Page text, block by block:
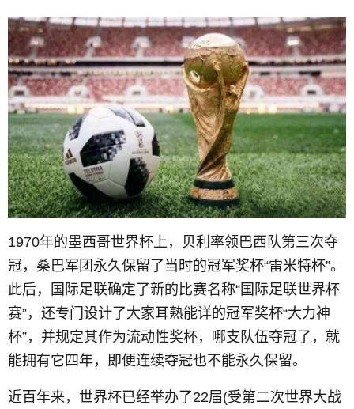
1970年的墨西哥世界杯上，贝利率领巴西队第三次夺
冠，桑巴军团永久保留了当时的冠军奖杯“雷米特杯”。
此后，国际足联确定了新的比赛名称“国际足联世界杯
赛”，还专门设计了大家耳熟能详的冠军奖杯“大力神
杯”，并规定其作为流动性奖杯，哪支队伍夺冠了，就
能拥有它四年，即便连续夺冠也不能永久保留。
近百年来，世界杯已经举办了22届(受第二次世界大战